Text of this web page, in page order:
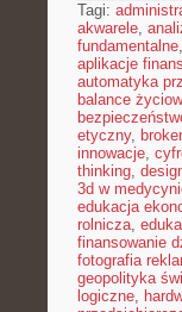
Tagi:
akwarele,
fundamentalne,
aplikacje
automatyka
balance
etyczny,
innowacje,
thinking,
3d w
edukacja
rolnicza,
finansowanie
fotografia
geopolityka
logiczne,